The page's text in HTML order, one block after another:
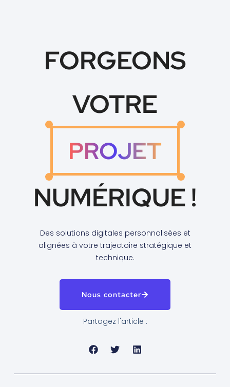
FORGEONS
VOTRE
PROJET
NUMÉRIQUE !
Des solutions digitales personnalisées et
alignées à votre trajectoire stratégique et
technique.
Nous contacter
Partagez l'article :